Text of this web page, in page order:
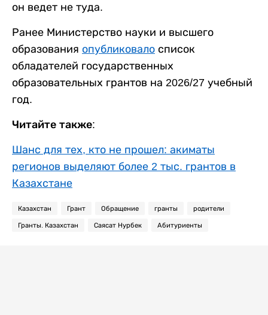
он ведет не туда.
Ранее Министерство науки и высшего
образования опубликовало список
обладателей государственных
образовательных грантов на 2026/27 учебный
год.
Читайте также:
Шанс для тех, кто не прошел: акиматы
регионов выделяют более 2 тыс. грантов в
Казахстане
Казахстан Грант Обращение гранты родители
Гранты. Казахстан Саясат Нурбек Абитуриенты